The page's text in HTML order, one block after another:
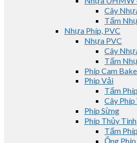
Cây
Tấm
Nhựa Phíp, PVC
Nhựa PVC
Cây
Tấm
Phíp Cam
Phip Vải
Tấm
Cây
Phíp Sừng
Phíp Thủy Tinh
Tấm
Ống